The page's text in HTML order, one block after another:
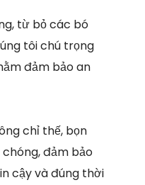
từ bỏ các bó
tôi chú trọng
đảm bảo an
chỉ thế, bọn
đảm bảo
cậy và đúng thời